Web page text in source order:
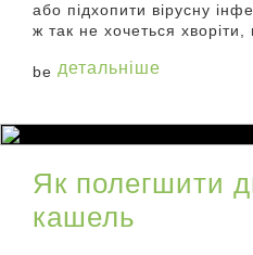
або підхопити вірусну
ж так не хочеться хворіти,
детальніше
Як полегшити
кашель